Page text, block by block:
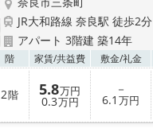
JR大和路線 奈良駅 徒歩2分
アパート 3階建 築14年
階 家賃/共益費 敷金/礼金
2階 5.8万円
0.3万円
－
6.1 万円